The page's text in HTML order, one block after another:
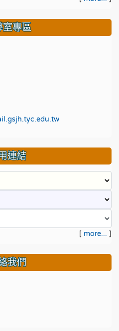
室專區
連結
[ more... ]
我們